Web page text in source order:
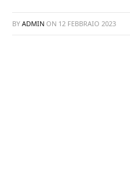
BY ADMIN ON 12 FEBBRAIO 2023